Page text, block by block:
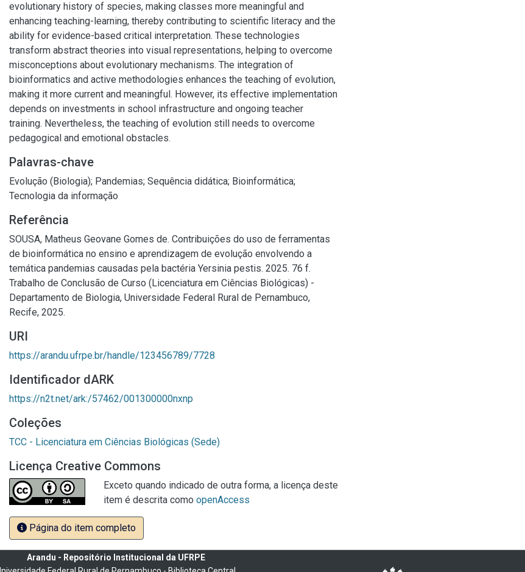
evolutionary history of species, making classes more meaningful and
enhancing teaching-learning, thereby contributing to scientific literacy and the
ability for evidence-based critical interpretation. These technologies
transform abstract theories into visual representations, helping to overcome
misconceptions about evolutionary mechanisms. The integration of
bioinformatics and active methodologies enhances the teaching of evolution,
making it more current and meaningful. However, its effective implementation
depends on investments in school infrastructure and ongoing teacher
training. Nevertheless, the teaching of evolution still needs to overcome
pedagogical and emotional obstacles.
Palavras-chave
Evolução (Biologia); Pandemias; Sequência didática; Bioinformática;
Tecnologia da informação
Referência
SOUSA, Matheus Geovane Gomes de. Contribuições do uso de ferramentas
de bioinformática no ensino e aprendizagem de evolução envolvendo a
temática pandemias causadas pela bactéria Yersinia pestis. 2025. 76 f.
Trabalho de Conclusão de Curso (Licenciatura em Ciências Biológicas) -
Departamento de Biologia, Universidade Federal Rural de Pernambuco,
Recife, 2025.
URI
https://arandu.ufrpe.br/handle/123456789/7728
Identificador dARK
https://n2t.net/ark:/57462/001300000nxnp
Coleções
TCC - Licenciatura em Ciências Biológicas (Sede)
Licença Creative Commons
Exceto quando indicado de outra forma, a licença deste
item é descrita como openAccess
Página do item completo
Arandu - Repositório Institucional da UFRPE